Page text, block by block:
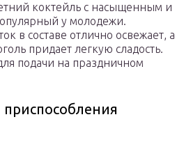
коктейль с насыщенным и
у молодежи.
в составе отлично освежает, а
придает легкую сладость.
подачи на праздничном